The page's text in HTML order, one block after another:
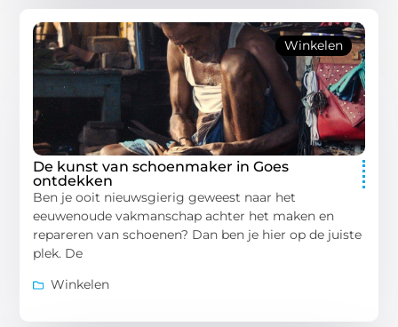
Winkelen
De kunst van schoenmaker in Goes
ontdekken
Ben je ooit nieuwsgierig geweest naar het
eeuwenoude vakmanschap achter het maken en
repareren van schoenen? Dan ben je hier op de juiste
plek. De
Winkelen